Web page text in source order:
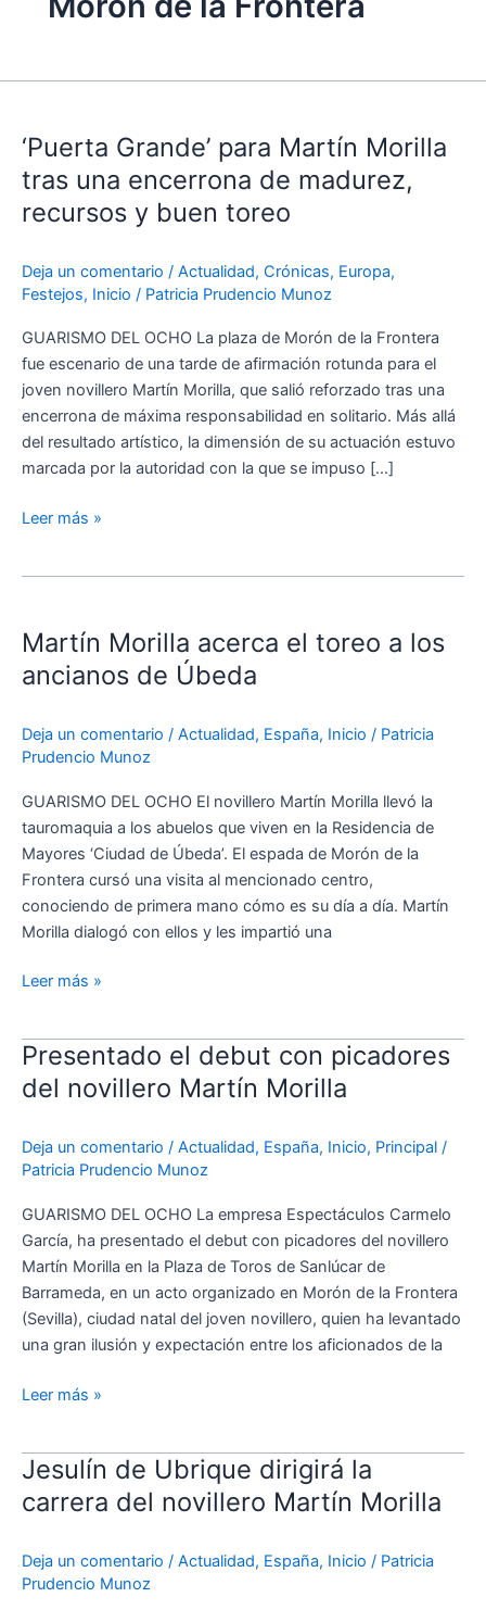
‘Puerta Grande’ para Martín Morilla
tras una encerrona de madurez,
recursos y buen toreo
Deja un comentario / Actualidad, Crónicas, Europa,
Festejos, Inicio / Patricia Prudencio Munoz
GUARISMO DEL OCHO La plaza de Morón de la Frontera
fue escenario de una tarde de afirmación rotunda para el
joven novillero Martín Morilla, que salió reforzado tras una
encerrona de máxima responsabilidad en solitario. Más allá
del resultado artístico, la dimensión de su actuación estuvo
marcada por la autoridad con la que se impuso […]
para
Martín
tras
encerrona
de
madurez,
recursos
y
toreo
Leer más »
Martín Morilla acerca el toreo a los
ancianos de Úbeda
Deja un comentario / Actualidad, España, Inicio / Patricia
Prudencio Munoz
GUARISMO DEL OCHO El novillero Martín Morilla llevó la
tauromaquia a los abuelos que viven en la Residencia de
Mayores ‘Ciudad de Úbeda’. El espada de Morón de la
Frontera cursó una visita al mencionado centro,
conociendo de primera mano cómo es su día a día. Martín
Morilla dialogó con ellos y les impartió una
acerca
el
los
de
Úbeda
Leer más »
Presentado el debut con picadores
del novillero Martín Morilla
Deja un comentario / Actualidad, España, Inicio, Principal /
Patricia Prudencio Munoz
GUARISMO DEL OCHO La empresa Espectáculos Carmelo
García, ha presentado el debut con picadores del novillero
Martín Morilla en la Plaza de Toros de Sanlúcar de
Barrameda, en un acto organizado en Morón de la Frontera
(Sevilla), ciudad natal del joven novillero, quien ha levantado
una gran ilusión y expectación entre los aficionados de la
Presentado
debut
picadores
del
novillero
Martín
Morilla
Leer más »
Jesulín de Ubrique dirigirá la
carrera del novillero Martín Morilla
Deja un comentario / Actualidad, España, Inicio / Patricia
Prudencio Munoz
Jesulín
Ubrique
la
carrera